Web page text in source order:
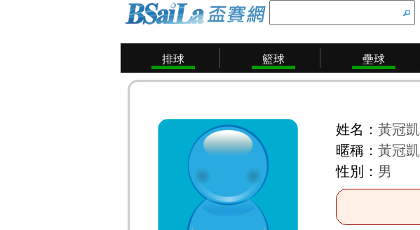
排球 籃球 壘球
姓名： 黃冠凱
暱稱： 黃冠凱
性別： 男